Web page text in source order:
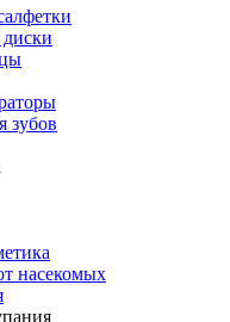
зубов
насекомых